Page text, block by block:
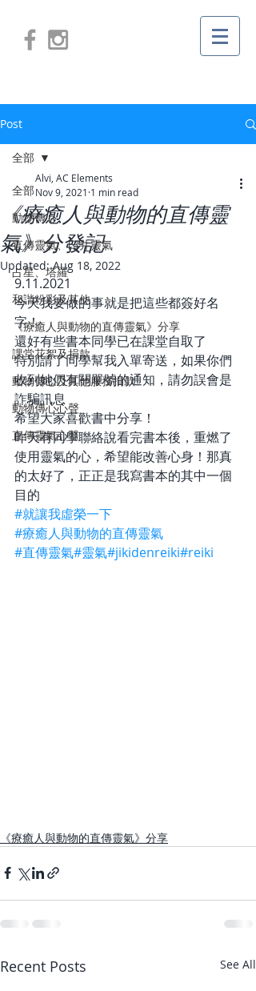
Post
全部
動物傳心
直傳靈氣、臼井靈氣
占星、塔羅
和諧粉彩及其他
《療癒人與動物的直傳靈氣》分享
課堂花絮及捐款
動物傳心及其他服務捐款
動物傳心心聲
直傳靈氣心聲
全部
《療癒人與動物的直傳靈
氣》分發記
Alvi, AC Elements
Nov 9, 2021 1 min read
Updated:Aug 18, 2022
9.11.2021
今天我要做的事就是把這些都簽好名
字！
還好有些書本同學已在課堂自取了
特別請了同學幫我入單寄送，如果你們
收到她們有關單號的通知，請勿誤會是
詐騙訊息
希望大家喜歡書中分享！
昨天有同學聯絡說看完書本後，重燃了
使用靈氣的心，希望能改善心身！那真
的太好了，正正是我寫書本的其中一個
目的
#就讓我虛榮一下
#療癒人與動物的直傳靈氣
#直傳靈氣#靈氣#jikidenreiki#reiki
《療癒人與動物的直傳靈氣》分享
Recent Posts See All